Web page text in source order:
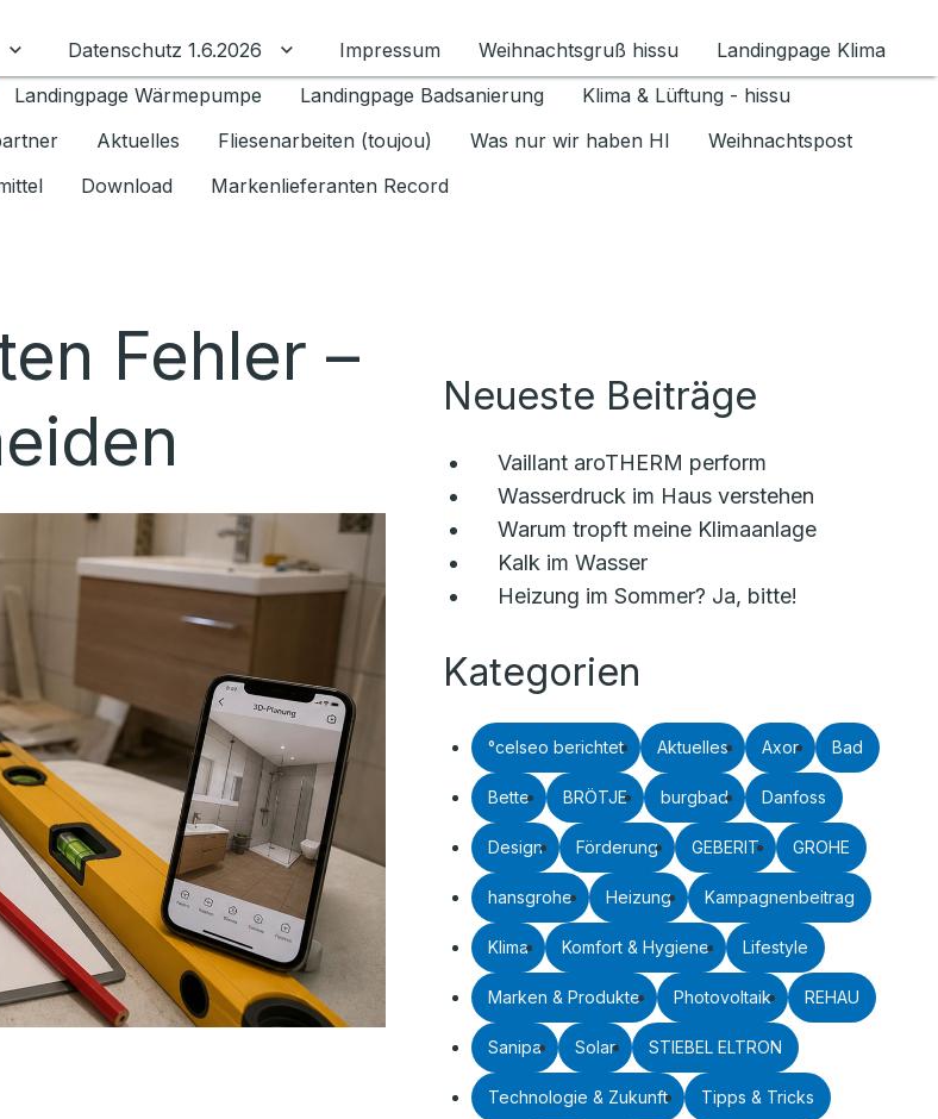
Untermenü für Ratgeber umschalten
Datenschutz 1.6.2026 Untermenü für Datenschutz 1.6.2026 umschalten
Impressum Weihnachtsgruß hissu
Landingpage Klima
Landingpage Wärmepumpe Landingpage Badsanierung
Klima & Lüftung - hissu
Aktuelles Fliesenarbeiten (toujou) Was nur wir haben HI
Weihnachtspost
Download Markenlieferanten Record
Fehler –
Neueste Beiträge
Vaillant aroTHERM perform
Wasserdruck im Haus verstehen
Warum tropft meine Klimaanlage
Kalk im Wasser
Heizung im Sommer? Ja, bitte!
Kategorien
°celseo berichtet Aktuelles Axor Bad
Bette BRÖTJE burgbad Danfoss
Design Förderung GEBERIT GROHE
hansgrohe Heizung Kampagnenbeitrag
Klima Komfort & Hygiene Lifestyle
Marken & Produkte Photovoltaik REHAU
Sanipa Solar STIEBEL ELTRON
Technologie & Zukunft Tipps & Tricks